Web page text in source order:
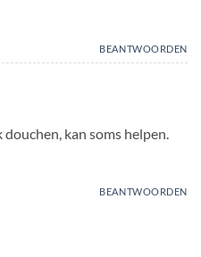
BEANTWOORDEN
kan soms helpen.
BEANTWOORDEN